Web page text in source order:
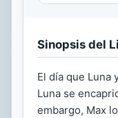
Sinopsis del
El día que Luna
Luna se
embargo, Max